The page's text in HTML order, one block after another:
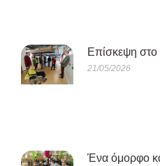
Eπίσκεψη
21/05/2026
Ένα όμορφο